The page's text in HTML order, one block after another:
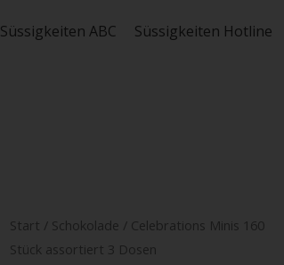
Süssigkeiten ABC Süssigkeiten Hotline
Start / Schokolade / Celebrations Minis 160
Stück assortiert 3 Dosen
Celebrations
Minis